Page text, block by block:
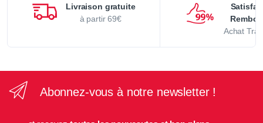
Livraison gratuite
à partir 69€
Achat
Abonnez-vous à notre newsletter !